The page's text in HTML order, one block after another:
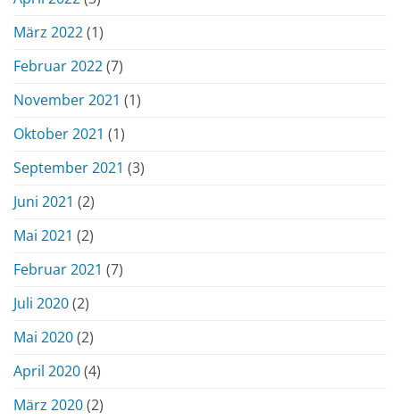
März 2022(1)
Februar 2022(7)
November 2021 (1)
Oktober 2021 (1)
September 2021 (3)
Juni 2021 (2)
Mai 2021 (2)
Februar 2021 (7)
Juli 2020(2)
Mai 2020(2)
April 2020(4)
März 2020(2)